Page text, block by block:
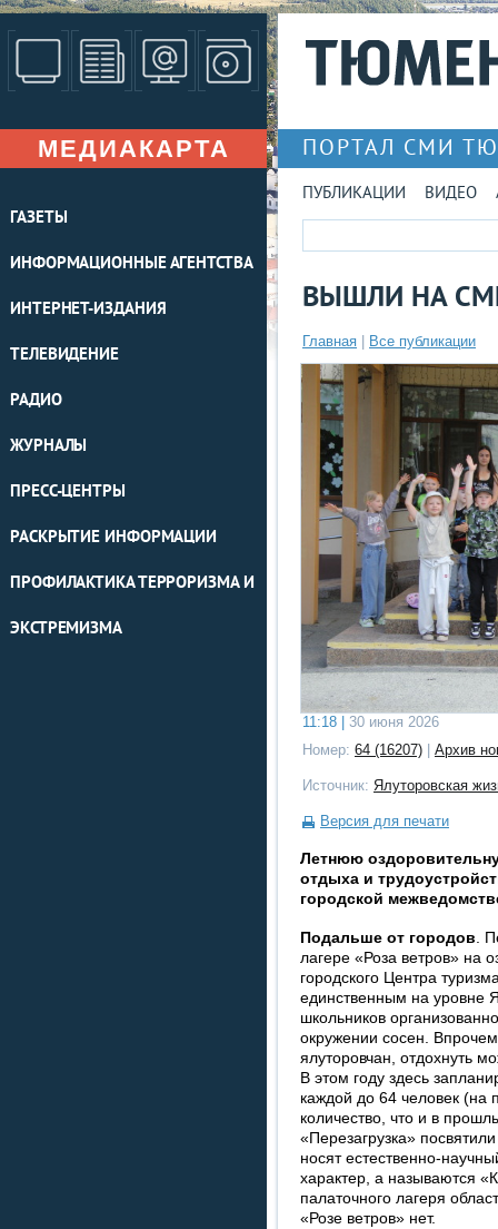
МЕДИАКАРТА
ГАЗЕТЫ
ИНФОРМАЦИОННЫЕ АГЕНТСТВА
ИНТЕРНЕТ-ИЗДАНИЯ
ТЕЛЕВИДЕНИЕ
РАДИО
ЖУРНАЛЫ
ПРЕСС-ЦЕНТРЫ
РАСКРЫТИЕ ИНФОРМАЦИИ
ПРОФИЛАКТИКА ТЕРРОРИЗМА И
ЭКСТРЕМИЗМА
ПОРТАЛ СМИ
ПУБЛИКАЦИИ ВИДЕО
ВЫШЛИ НА
Главная Все публикации
11:18 |
30 июня 2026
Номер: 64 (16207) Архив
Источник: Ялуторовская
Версия для печати
Летнюю
отдыха и
городской
Подальше от городов.
лагере «Роза ветров» на
городского Центра
единственным на уровне
школьников
окружении сосен.
ялуторовчан, отдохнуть
В этом году здесь
каждой до 64 человек (на
количество, что и в
«Перезагрузка»
носят естественно-
характер, а называются
палаточного лагеря
«Розе ветров» нет.